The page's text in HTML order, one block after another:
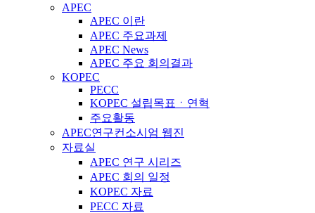
APEC
APEC 이란
APEC 주요과제
APEC News
APEC 주요 회의결과
KOPEC
PECC
KOPEC 설립목표ㆍ연혁
주요활동
APEC연구컨소시엄 웹진
자료실
APEC 연구 시리즈
APEC 회의 일정
KOPEC 자료
PECC 자료